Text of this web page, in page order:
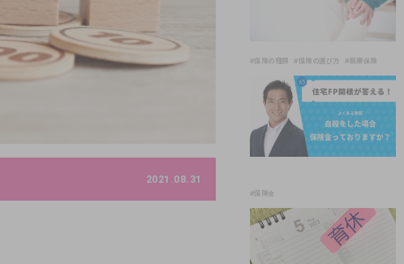
2021.08.31
#保険の種類 #保険の選び方 #医療保険
#保険金